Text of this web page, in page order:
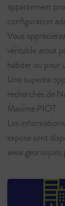
appartement
configuration
Vous
véritable atout
habiter ou pour
Une superbe
recherchés de
Maxime PIOT
Les
exposé sont